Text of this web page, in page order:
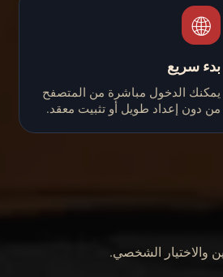
🌐
بدء سريع
يمكنك الدخول مباشرة من المتصفح
من دون إعداد طويل أو تثبيت معقد.
والاختيار الشخصي.